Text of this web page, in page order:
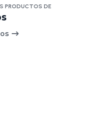
PRODUCTOS DE